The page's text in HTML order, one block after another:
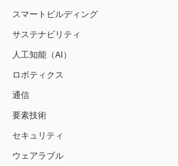
スマートビルディング
サステナビリティ
人工知能（AI）
ロボティクス
通信
要素技術
セキュリティ
ウェアラブル